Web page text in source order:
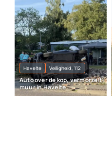
Havelte Veiligheid, 112
Auto over de kop, vermorzelt
muur in Havelte